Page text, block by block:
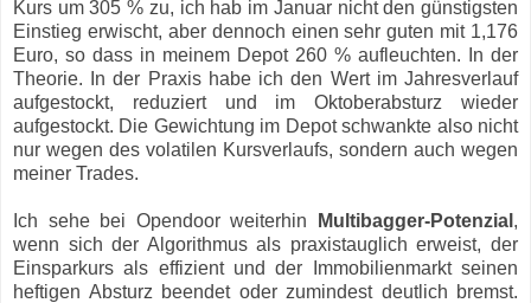
Kurs um 305 % zu, ich hab im Januar nicht den günstigsten
Einstieg erwischt, aber dennoch einen sehr guten mit 1,176
Euro, so dass in meinem Depot 260 % aufleuchten. In der
Theorie. In der Praxis habe ich den Wert im Jahresverlauf
aufgestockt, reduziert und im Oktoberabsturz wieder
aufgestockt. Die Gewichtung im Depot schwankte also nicht
nur wegen des volatilen Kursverlaufs, sondern auch wegen
meiner Trades.
Ich sehe bei Opendoor weiterhin Multibagger-Potenzial ,
wenn sich der Algorithmus als praxistauglich erweist, der
Einsparkurs als effizient und der Immobilienmarkt seinen
heftigen Absturz beendet oder zumindest deutlich bremst.